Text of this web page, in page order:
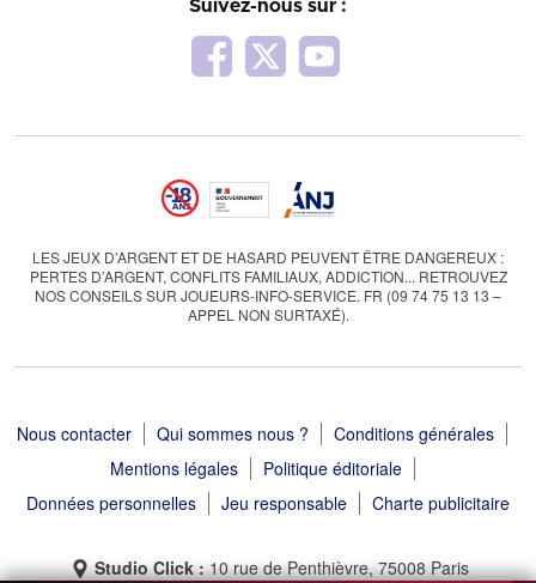
Suivez-nous sur :
LES JEUX D’ARGENT ET DE HASARD PEUVENT ÊTRE DANGEREUX :
PERTES D’ARGENT, CONFLITS FAMILIAUX, ADDICTION... RETROUVEZ
NOS CONSEILS SUR JOUEURS-INFO-SERVICE. FR (09 74 75 13 13 –
APPEL NON SURTAXÉ).
Nous contacter Qui sommes nous ?
Conditions générales
Mentions légales
Politique éditoriale
Données personnelles
Jeu responsable Charte publicitaire
Studio Click :10 rue de Penthièvre, 75008 Paris